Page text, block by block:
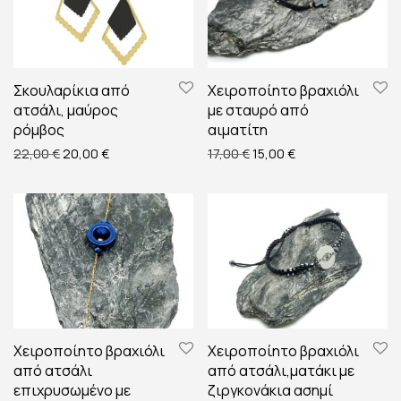
Σκουλαρίκια από
ατσάλι, μαύρος
ρόμβος
22,00€ Original price was: 22,00 €.
20,00 €Η τρέχουσα τιμή είναι: 20,00 €.
Χειροποίητο βραχιόλι
με σταυρό από
αιματίτη
17,00€Original price was: 17,00
15,00 €Η τρέχουσα τιμή
Χειροποίητο βραχιόλι
από ατσάλι
επιχρυσωμένο με
Χειροποίητο βραχιόλι
από ατσάλι,ματάκι με
ζιργκονάκια ασημί